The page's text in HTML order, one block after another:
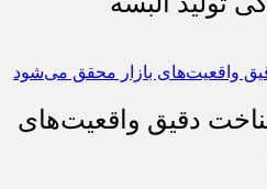
دقیق واقعیت‌های